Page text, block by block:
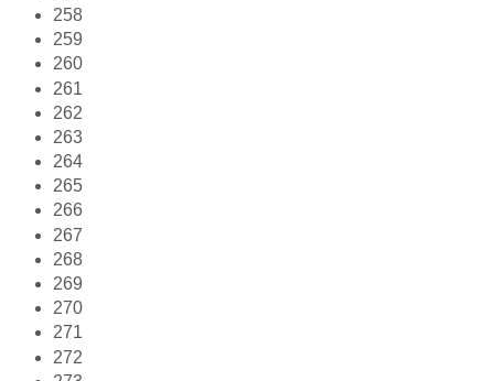
258
259
260
261
262
263
264
265
266
267
268
269
270
271
272